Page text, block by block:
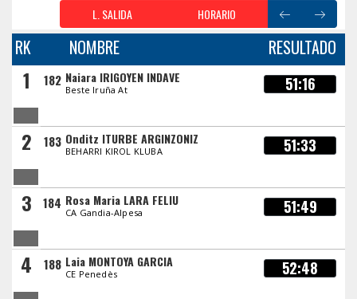
L. SALIDA HORARIO
RK NOMBRE RESULTADO
1 182 Naiara IRIGOYEN INDAVE
Beste Iruña At 51:16
2 183 Onditz ITURBE ARGINZONIZ
BEHARRI KIROL KLUBA 51:33
3 184 Rosa Maria LARA FELIU
CA Gandia-Alpesa 51:49
4 188 Laia MONTOYA GARCIA
CE Penedès 52:48